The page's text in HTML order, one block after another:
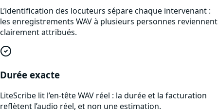
L’identification des locuteurs sépare chaque intervenant :
les enregistrements WAV à plusieurs personnes reviennent
clairement attribués.
Durée exacte
LiteScribe lit l’en-tête WAV réel : la durée et la facturation
reflètent l’audio réel, et non une estimation.